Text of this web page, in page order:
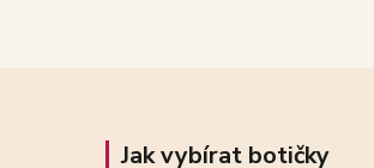
Jak vybírat botičky